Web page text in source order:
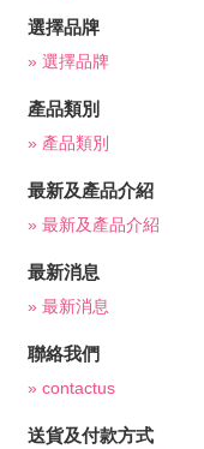
選擇品牌
» 選擇品牌
產品類別
» 產品類別
最新及產品介紹
» 最新及產品介紹
最新消息
» 最新消息
聯絡我們
» contactus
送貨及付款方式